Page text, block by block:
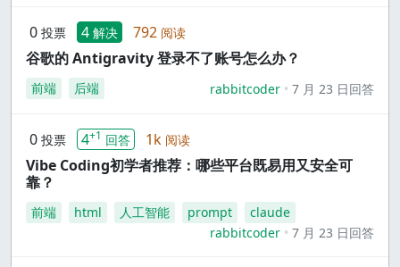
0 投票 4 解决 792 阅读
谷歌的 Antigravity 登录不了账号怎么办？
前端 后端 rabbitcoder 7 月 23 日回答
0 投票 4+1 回答 1k 阅读
Vibe Coding初学者推荐：哪些平台既易用又安全可
靠？
前端 html 人工智能 prompt
claude
rabbitcoder
7 月 23 日回答